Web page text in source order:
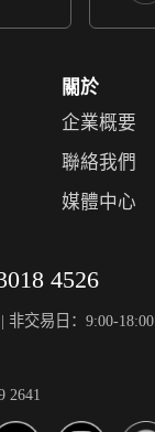
關於
企業概要
聯絡我們
媒體中心
4526
非交易日：9:00-18:00
2641